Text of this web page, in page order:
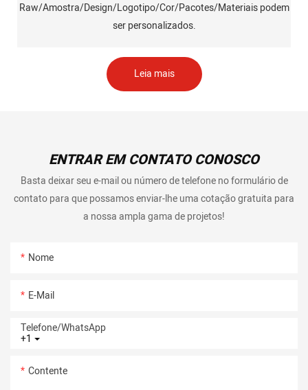
Raw/Amostra/Design/Logotipo/Cor/Pacotes/Materiais podem
ser personalizados.
Leia mais
ENTRAR EM CONTATO CONOSCO
Basta deixar seu e-mail ou número de telefone no formulário de
contato para que possamos enviar-lhe uma cotação gratuita para
a nossa ampla gama de projetos!
Nome
E-Mail
+1
Telefone/whatsApp
Contente